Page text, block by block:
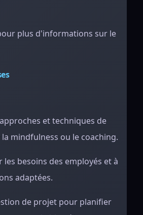
plus d'informations sur le
et techniques de
mindfulness ou le coaching.
les besoins des employés et à
adaptées.
de projet pour planifier